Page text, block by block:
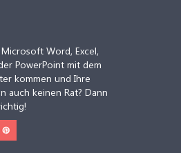
Word, Excel,
PowerPoint mit dem
kommen und Ihre
auch keinen Rat? Dann